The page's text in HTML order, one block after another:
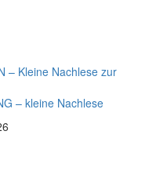
– Kleine Nachlese zur
– kleine Nachlese